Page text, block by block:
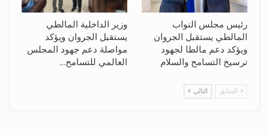
رئيس مجلس النواب
المالطي يستقبل الجروان
ويؤكد دعم مالطا لجهود
ترسيخ التسامح والسلام
وزير الداخلية المالطي
يستقبل الجروان ويؤكد
مواصلة دعم جهود المجلس
العالمي للتسامح…
السابق التالي